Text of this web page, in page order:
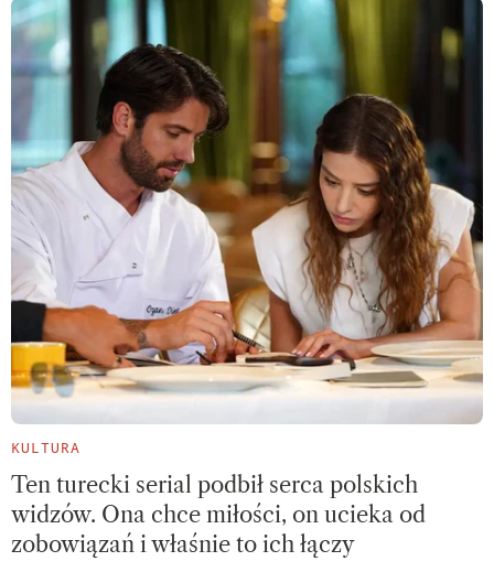
KULTURA
Ten turecki serial podbił serca polskich
widzów. Ona chce miłości, on ucieka od
zobowiązań i właśnie to ich łączy